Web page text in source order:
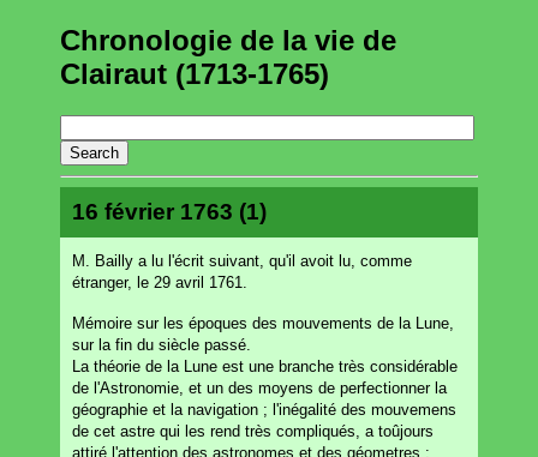
Chronologie de la vie de
Clairaut (1713-1765)
16 février 1763 (1)
M. Bailly a lu l'écrit suivant, qu'il avoit lu, comme
étranger, le 29 avril 1761.
Mémoire sur les époques des mouvements de la Lune,
sur la fin du siècle passé.
La théorie de la Lune est une branche très considérable
de l'Astronomie, et un des moyens de perfectionner la
géographie et la navigation ; l'inégalité des mouvemens
de cet astre qui les rend très compliqués, a toûjours
attiré l'attention des astronomes et des géometres :